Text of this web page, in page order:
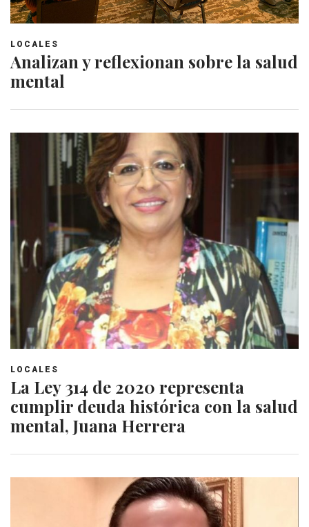
LOCALES
Analizan y reflexionan sobre la salud
mental
LOCALES
La Ley 314 de 2020 representa
cumplir deuda histórica con la salud
mental, Juana Herrera